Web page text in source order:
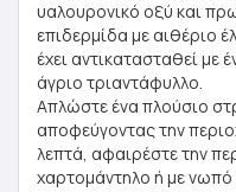
υαλουρονικό οξύ και
επιδερμίδα με αιθέριο
έχει αντικατασταθεί με
άγριο τριαντάφυλλο.
Απλώστε ένα πλούσιο
αποφεύγοντας την
λεπτά, αφαιρέστε την
χαρτομάντηλο ή με νωπό